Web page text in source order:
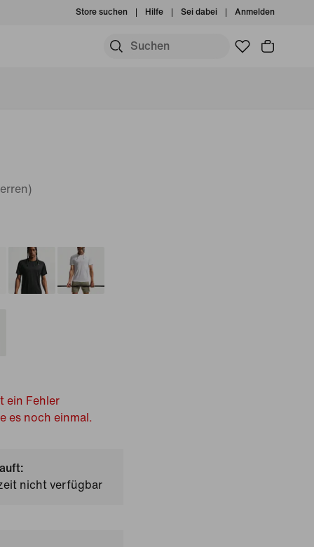
Store suchen Hilfe Sei dabei Anmelden
ein Fehler
es noch einmal.
nicht verfügbar